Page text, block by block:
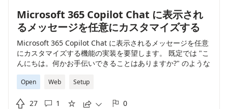
Microsoft 365 Copilot Chat に表示され
るメッセージを任意にカスタマイズする
Microsoft 365 Copilot Chat に表示されるメッセージを任意
にカスタマイズする機能の実装を要望します。 既定では "こ
んにちは。何かお手伝いできることはありますか?" のような
文章が表示されますが、この文章を任意にカスタマイズして
留意事項などを表示できるような機能の実装を希望いたしま
Open Web Setup
 27  1     0